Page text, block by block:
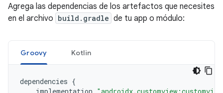
Agrega las dependencias de los artefactos que necesites
en el archivo build.gradle de tu app o módulo:
Groovy Kotlin
dependencies {